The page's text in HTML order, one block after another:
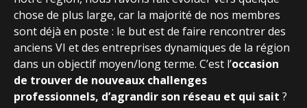
chose de plus large, car la majorité de nos membres
sont déjà en poste : le but est de faire rencontrer des
anciens VI et des entreprises dynamiques de la région
dans un objectif moyen/long terme. C’est l’occasion
de trouver de nouveaux challenges
professionnels, d’agrandir son réseau et qui sait ?